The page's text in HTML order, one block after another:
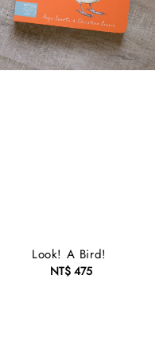
Look! A Bird!
Regular
NT$ 475